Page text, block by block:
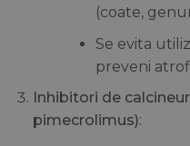
(coate,
Se evita
preveni
Inhibitori de
pimecrolimus):